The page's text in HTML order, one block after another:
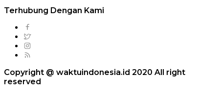
Terhubung Dengan Kami
Copyright @ waktuindonesia.id 2020 All right
reserved